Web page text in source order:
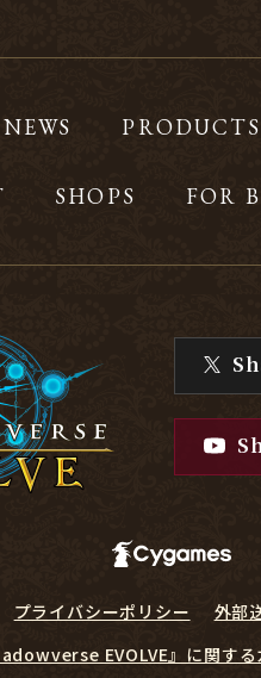
NEWS PRODUCTS
SHOPS FOR
プライバシーポリシー 外部
EVOLVE』に関する